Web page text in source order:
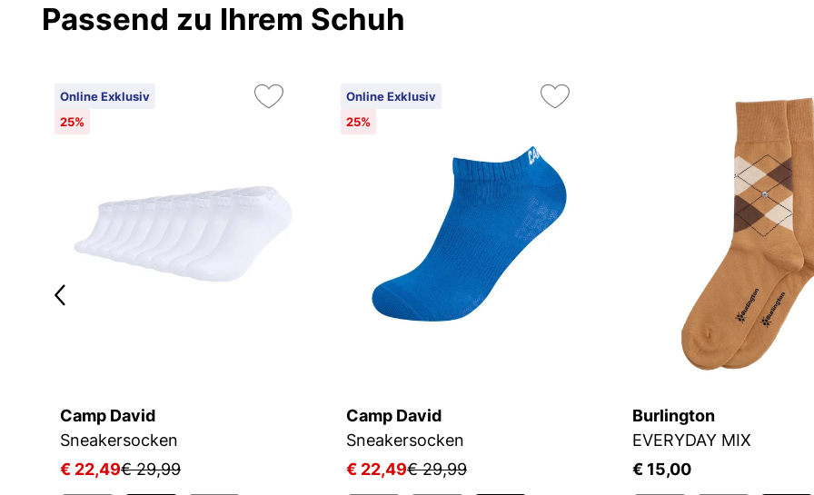
Passend zu Ihrem Schuh
Online Exklusiv
25%
Camp David
Sneakersocken
€ 22,49€ 29,99
Online Exklusiv
25%
Camp David
Sneakersocken
€ 22,49€ 29,99
Burlington
EVERYDAY MIX
€ 15,00